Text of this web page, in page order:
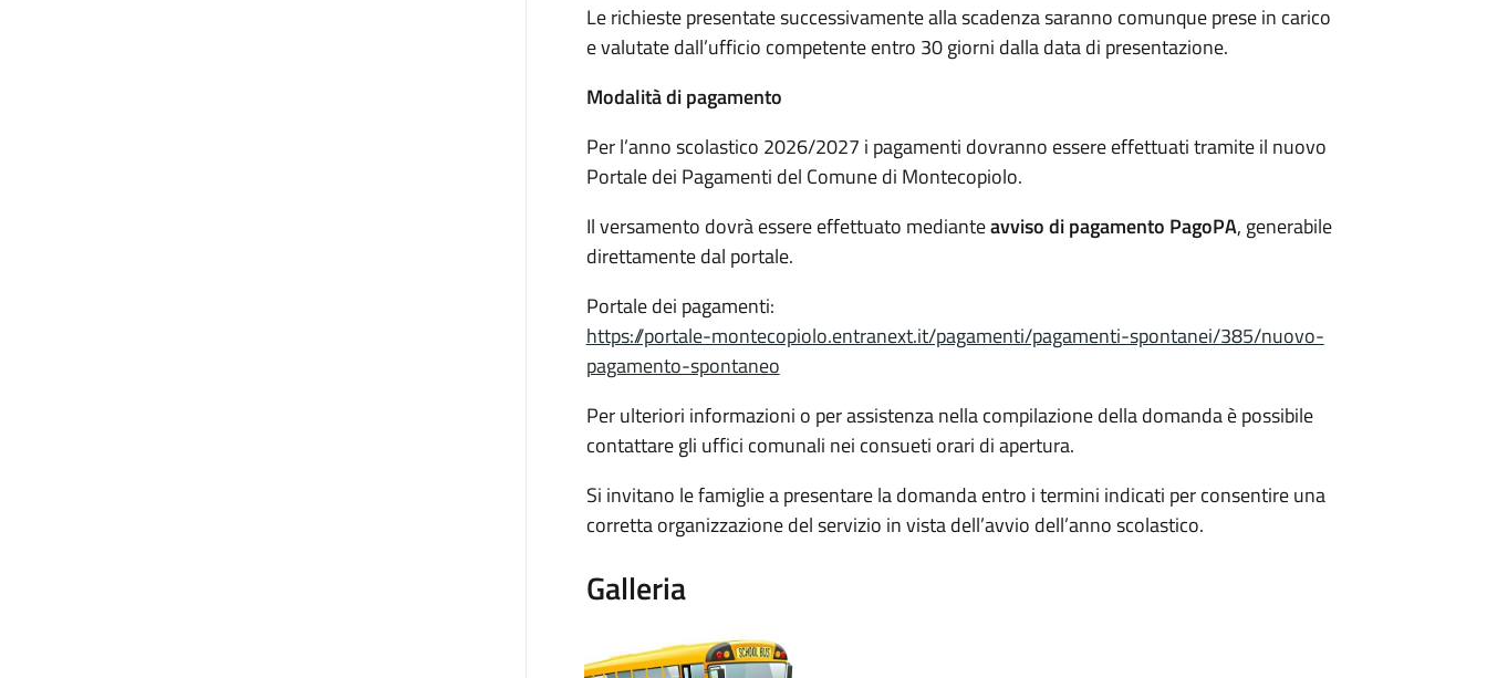
Le richieste presentate successivamente alla scadenza saranno comunque prese in carico
e valutate dall’ufficio competente entro 30 giorni dalla data di presentazione.
Modalità di pagamento
Per l’anno scolastico 2026/2027 i pagamenti dovranno essere effettuati tramite il nuovo
Portale dei Pagamenti del Comune di Montecopiolo.
Il versamento dovrà essere effettuato medianteavviso di pagamento PagoPA, generabile
direttamente dal portale.
Portale dei pagamenti:
https://portale-montecopiolo.entranext.it/pagamenti/pagamenti-spontanei/385/nuovo-
pagamento-spontaneo
Per ulteriori informazioni o per assistenza nella compilazione della domanda è possibile
contattare gli uffici comunali nei consueti orari di apertura.
Si invitano le famiglie a presentare la domanda entro i termini indicati per consentire una
corretta organizzazione del servizio in vista dell’avvio dell’anno scolastico.
Galleria